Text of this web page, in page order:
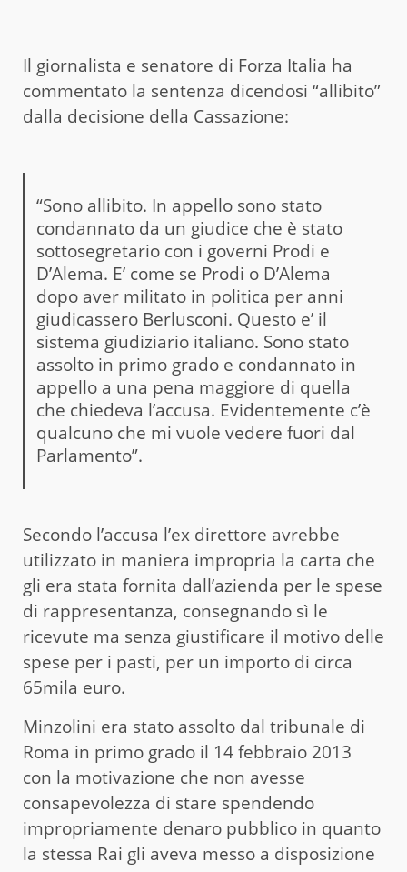
Il giornalista e senatore di Forza Italia ha
commentato la sentenza dicendosi “allibito”
dalla decisione della Cassazione:
“Sono allibito. In appello sono stato
condannato da un giudice che è stato
sottosegretario con i governi Prodi e
D’Alema. E’ come se Prodi o D’Alema
dopo aver militato in politica per anni
giudicassero Berlusconi. Questo e’ il
sistema giudiziario italiano. Sono stato
assolto in primo grado e condannato in
appello a una pena maggiore di quella
che chiedeva l’accusa. Evidentemente c’è
qualcuno che mi vuole vedere fuori dal
Parlamento”.
Secondo l’accusa l’ex direttore avrebbe
utilizzato in maniera impropria la carta che
gli era stata fornita dall’azienda per le spese
di rappresentanza, consegnando sì le
ricevute ma senza giustificare il motivo delle
spese per i pasti, per un importo di circa
65mila euro.
Minzolini era stato assolto dal tribunale di
Roma in primo grado il 14 febbraio 2013
con la motivazione che non avesse
consapevolezza di stare spendendo
impropriamente denaro pubblico in quanto
la stessa Rai gli aveva messo a disposizione